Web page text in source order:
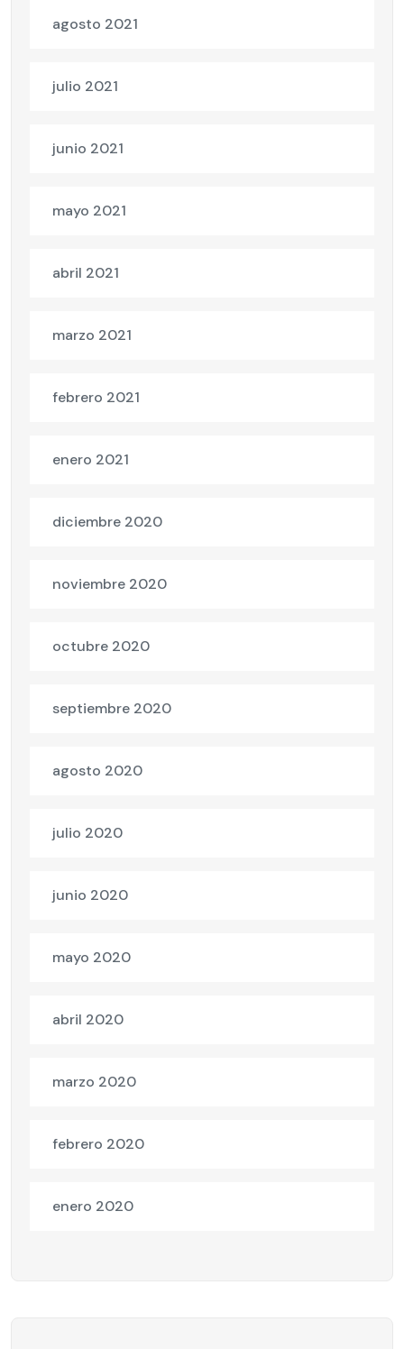
agosto 2021
julio 2021
junio 2021
mayo 2021
abril 2021
marzo 2021
febrero 2021
enero 2021
diciembre 2020
noviembre 2020
octubre 2020
septiembre 2020
agosto 2020
julio 2020
junio 2020
mayo 2020
abril 2020
marzo 2020
febrero 2020
enero 2020